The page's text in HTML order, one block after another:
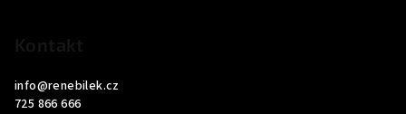
info@renebilek.cz
725 866 666